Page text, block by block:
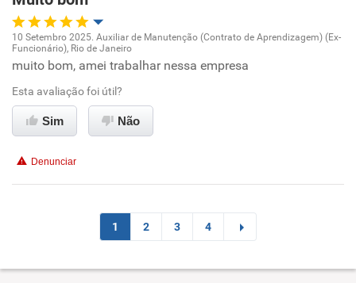
Conciliação com a vida familiar
Benefícios
Recomenda esta empresa
Recomenda a diretoria
Oportunidade de promoção
Ambiente de trabalho
Conciliação com a vida familiar
Recomenda esta empresa
Recomenda a diretoria
10 Setembro 2025. Auxiliar de Manutenção (Contrato de Aprendizagem) (Ex-
Funcionário), Rio de Janeiro
muito bom, amei trabalhar nessa empresa
Esta avaliação foi útil?
Sim Não
Denunciar
1 2 3 4